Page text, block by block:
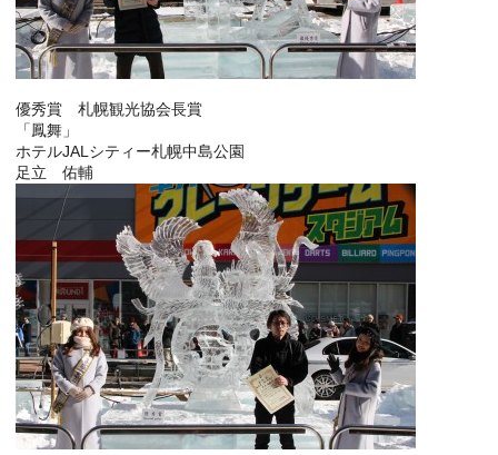
優秀賞 札幌観光協会長賞
「鳳舞」
ホテルJALシティー札幌中島公園
足立 佑輔